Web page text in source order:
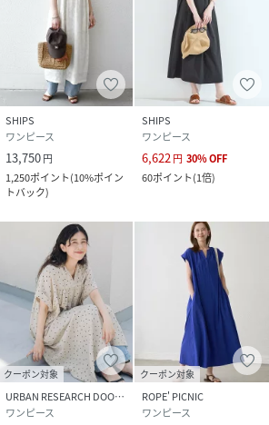
SHIPS
ワンピース
13,750円
1,250ポイント(10%ポイン
トバック)
SHIPS
ワンピース
6,622 円 30%OFF
60ポイント(1倍)
クーポン対象
URBAN RESEARCH DOORS
ワンピース
クーポン対象
ROPE' PICNIC
ワンピース